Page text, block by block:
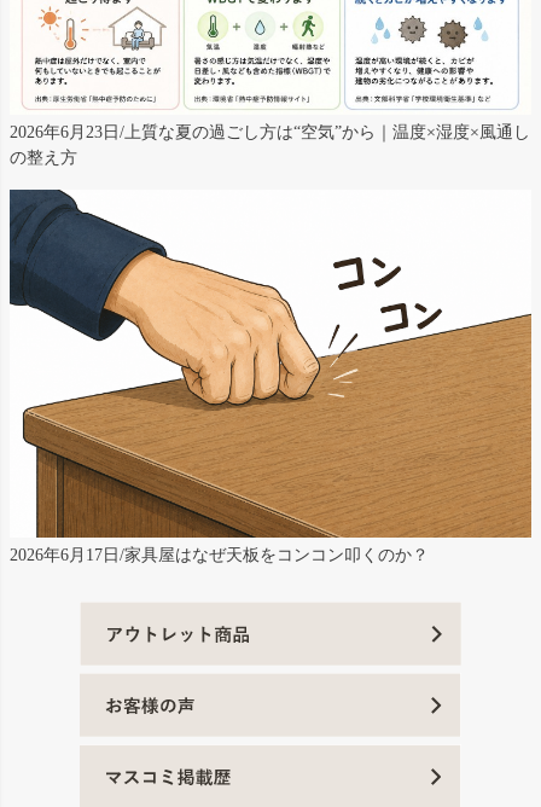
2026年6月23日/上質な夏の過ごし方は“空気”から｜温度×湿度×風通し
の整え方
2026年6月17日/家具屋はなぜ天板をコンコン叩くのか？